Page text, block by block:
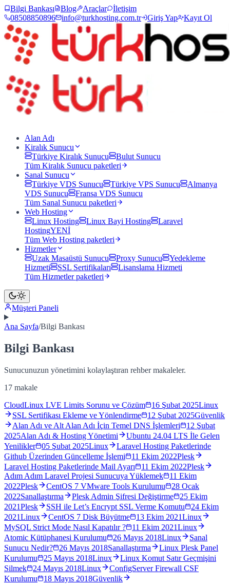
Bilgi Bankası Blog Araçlar
İletişim
08508850896
info@turkhosting.com.tr Giriş Yap Kayıt Ol
Alan Adı
Kiralık Sunucu
Türkiye Kiralık Sunucu
Bulut Sunucu
Tüm Kiralık Sunucu paketleri
Sanal Sunucu
Türkiye VDS Sunucu
Türkiye VPS Sunucu
Almanya
VDS Sunucu
Fransa VDS Sunucu
Tüm Sanal Sunucu paketleri
Web Hosting
Linux Hosting
Linux Bayi Hosting
Laravel
HostingYENİ
Tüm Web Hosting paketleri
Hizmetler
Uzak Masaüstü Sunucu
Proxy Sunucu
Yedekleme
Hizmeti
SSL Sertifikaları
Lisanslama Hizmeti
Tüm Hizmetlerpaketleri
Müşteri Paneli
Ana Sayfa/Bilgi Bankası
Bilgi Bankası
Sunucunuzun yönetimini kolaylaştıran rehber makaleler.
17 makale
CloudLinux LVE Limits Sorunu ve Çözüm
16 Şubat 2025Linux
SSL Sertifikası Ekleme ve Yönlendirme
12 Şubat 2025Güvenlik
Alan Adı ve Alt Alan Adı İçin Temel DNS İşlemleri
12 Şubat
2025Alan Adı & Hosting Yönetimi
Ubuntu 24.04 LTS İle Gelen
Yenilikler
05 Şubat 2025Linux
Laravel Hosting Paketlerinde
Github Üzerinden Güncelleme İşlemi
11 Ekim 2022Plesk
Laravel Hosting Paketlerinde Mail Ayarı
11 Ekim 2022Plesk
Adım Adım Laravel Projesi Sunucuya Yüklemek
11 Ekim
2022Plesk CentOS 7 VMware Tools Kurulumu
28 Ocak
2022Sanallaştırma Plesk Admin Şifresi Değiştirme
25 Ekim
2021Plesk SSH ile Let’s Encrypt SSL Verme Komutu
24 Ekim
2021Linux CentOS 7 Disk Büyütme 13 Ekim 2021Linux
MySQL Strict Mode Nasıl Kapatılır ?
11 Ekim 2021Linux
Atomic Kütüphanesi Kurulumu
26 Mayıs 2018Linux
Sanal
Sunucu Nedir?
26 Mayıs 2018Sanallaştırma
Linux Plesk Panel
Kurulumu
25 Mayıs 2018Linux
Linux Komut Satır Geçmişini
Silmek
24 Mayıs 2018Linux
ConfigServer Firewall CSF
Kurulumu
18 Mayıs 2018Güvenlik